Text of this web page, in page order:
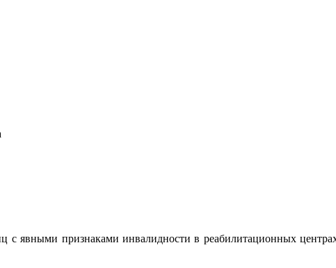
явными признаками инвалидности в реабилитационных